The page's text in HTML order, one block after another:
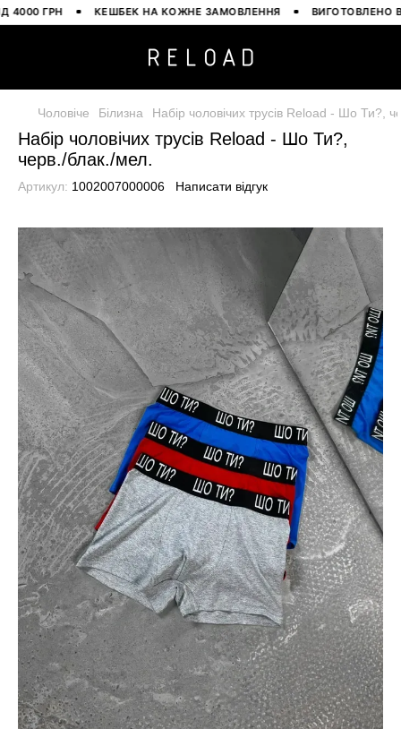
ГРН КЕШБЕК НА КОЖНЕ ЗАМОВЛЕННЯ ВИГОТОВЛЕНО В
Чоловіче Білизна Набір чоловічих трусів Reload - Шо Ти?,
Набір чоловічих трусів Reload - Шо Ти?,
черв./блак./мел.
Артикул: 1002007000006 Написати відгук